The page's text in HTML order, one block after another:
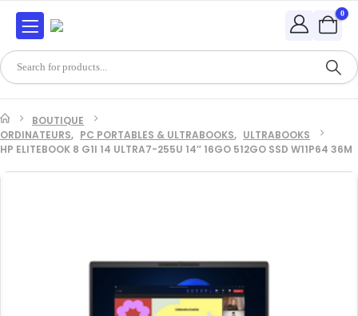
0
BOUTIQUE
ORDINATEURS, PC PORTABLES & ULTRABOOKS, ULTRABOOKS
HP ELITEBOOK 8 G1I 14 ULTRA7-255U 14″ 16GO 512GO SSD W11P64 36M